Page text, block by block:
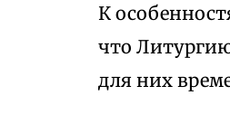
К
что
для них